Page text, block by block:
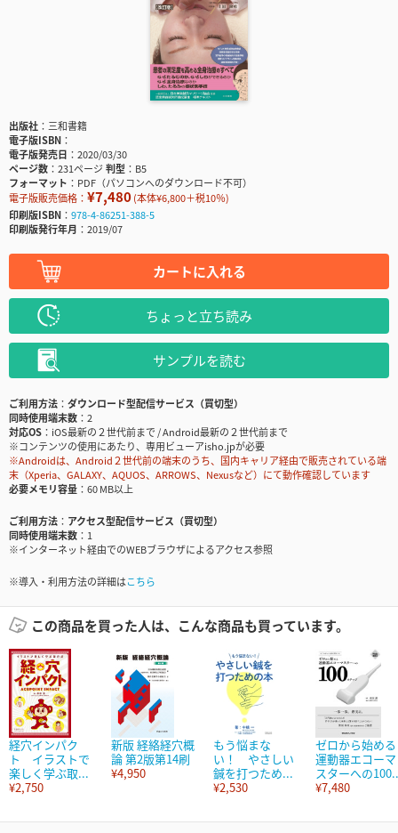
出版社
三和書籍
電子版ISBN
電子版発売日
2020/03/30
ページ数
231ページ判型
B5
フォーマット
PDF（パソコンへのダウンロード不可）
電子版販売価格： ¥7,480(本体¥6,800＋税10％)
印刷版ISBN
978-4-86251-388-5
印刷版発行年月
2019/07
カートに入れる
ちょっと立ち読み
サンプルを読む
ご利用方法
ダウンロード型配信サービス（買切型）
同時使用端末数
2
対応OS
iOS最新の２世代前まで / Android最新の２世代前まで
※コンテンツの使用にあたり、専用ビューアisho.jpが必要
※Androidは、Android２世代前の端末のうち、国内キャリア経由で販売されている端
末（Xperia、GALAXY、AQUOS、ARROWS、Nexusなど）にて動作確認しています
必要メモリ容量
60 MB以上
ご利用方法
アクセス型配信サービス（買切型）
同時使用端末数
1
※インターネット経由でのWEBブラウザによるアクセス参照
※導入・利用方法の詳細はこちら
この商品を買った人は、こんな商品も買っています。
経穴インパク
ト イラストで
楽しく学ぶ取...
¥2,750
新版 経絡経穴概
論 第2版第14刷
¥4,950
もう悩まな
い！ やさしい
鍼を打つため...
¥2,530
ゼロから始める
運動器エコーマ
スターへの
¥7,480